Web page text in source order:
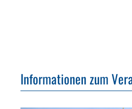
Informationen zum